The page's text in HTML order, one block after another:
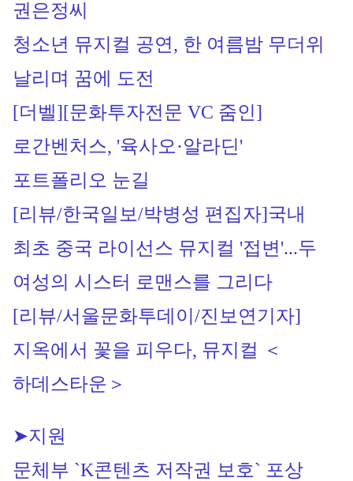
권은정씨
청소년 뮤지컬 공연, 한 여름밤 무더위
날리며 꿈에 도전
[더벨][문화투자전문 VC 줌인]
로간벤처스, '육사오·알라딘'
포트폴리오 눈길
[리뷰/한국일보/박병성 편집자]국내
최초 중국 라이선스 뮤지컬 '접변'...두
여성의 시스터 로맨스를 그리다
[리뷰/서울문화투데이/진보연기자]
지옥에서 꽃을 피우다, 뮤지컬 ＜
하데스타운＞
➤지원
문체부 `K콘텐츠 저작권 보호` 포상